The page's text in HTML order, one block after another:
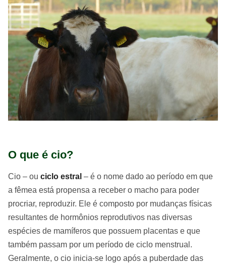
O que é cio?
Cio – ou ciclo estral – é o nome dado ao período em que
a fêmea está propensa a receber o macho para poder
procriar, reproduzir. Ele é composto por mudanças físicas
resultantes de hormônios reprodutivos nas diversas
espécies de mamíferos que possuem placentas e que
também passam por um período de ciclo menstrual.
Geralmente, o cio inicia-se logo após a puberdade das